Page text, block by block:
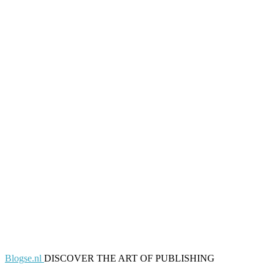
Blogse.nl DISCOVER THE ART OF PUBLISHING